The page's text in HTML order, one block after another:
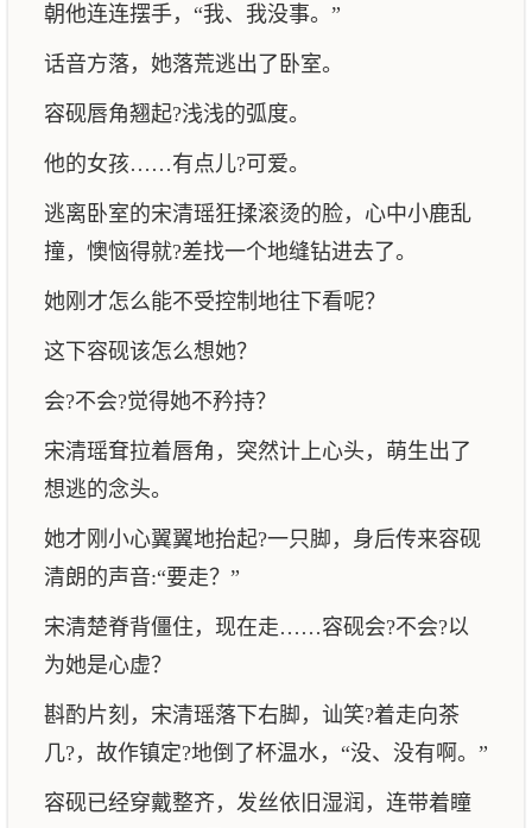
朝他连连摆手，“我、我没事。”
话音方落，她落荒逃出了卧室。
容砚唇角翘起?浅浅的弧度。
他的女孩……有点儿?可爱。
逃离卧室的宋清瑶狂揉滚烫的脸，心中小鹿乱
撞，懊恼得就?差找一个地缝钻进去了。
她刚才怎么能不受控制地往下看呢？
这下容砚该怎么想她？
会?不会?觉得她不矜持？
宋清瑶耷拉着唇角，突然计上心头，萌生出了
想逃的念头。
她才刚小心翼翼地抬起?一只脚，身后传来容砚
清朗的声音:“要走？”
宋清楚脊背僵住，现在走……容砚会?不会?以
为她是心虚？
斟酌片刻，宋清瑶落下右脚，讪笑?着走向茶
几?，故作镇定?地倒了杯温水，“没、没有啊。”
容砚已经穿戴整齐，发丝依旧湿润，连带着瞳